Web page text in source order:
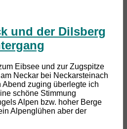
und der Dilsberg
Eibsee und zur Zugspitze
Neckar bei Neckarsteinach
Abend zuging überlegte ich
schöne Stimmung
Alpen bzw. hoher Berge
Alpenglühen aber der